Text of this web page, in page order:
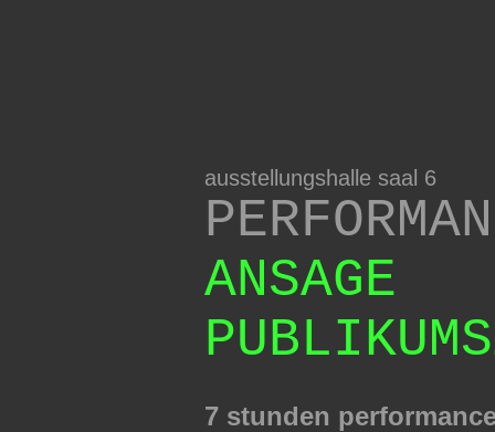
ausstellungshalle saal 6
ANSAGE
7 stunden